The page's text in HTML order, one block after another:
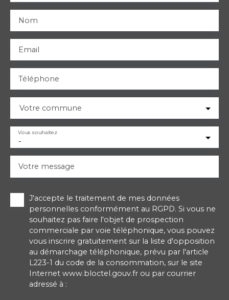
Nom
Email
Téléphone
Votre commune
-
Vous souhaitez
Votre message
J'accepte le traitement de mes données
personnelles conformément au RGPD. Si vous ne
souhaitez pas faire l'objet de prospection
commerciale par voie téléphonique, vous pouvez
vous inscrire gratuitement sur la liste d'opposition
au démarchage téléphonique, prévu par l'article
L223-1 du code de la consommation, sur le site
Internet www.bloctel.gouv.fr ou par courrier
adressé à :